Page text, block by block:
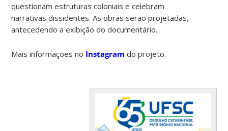
questionam estruturas coloniais e celebram
narrativas dissidentes. As obras serão projetadas,
antecedendo a exibição do documentário.
Mais informações no Instagramdo projeto.